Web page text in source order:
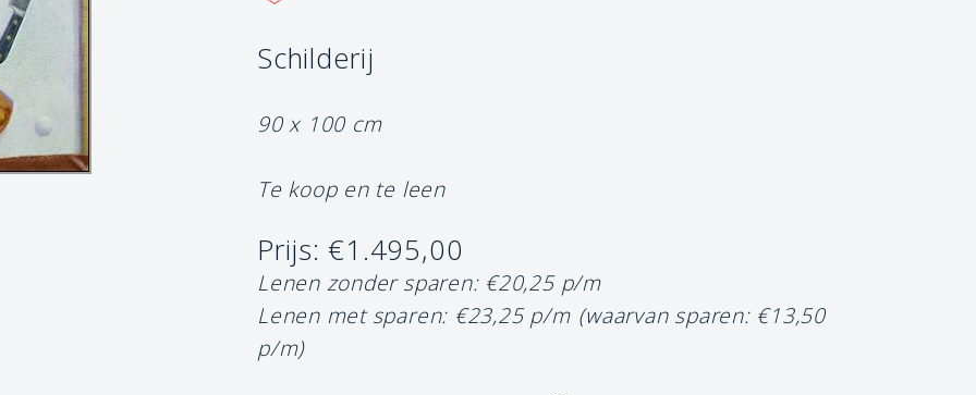
Schilderij
90 x 100 cm
Te koop en te leen
Prijs: €1.495,00
Lenen zonder sparen: €20,25 p/m
Lenen met sparen: €23,25 p/m (waarvan sparen: €13,50
p/m)